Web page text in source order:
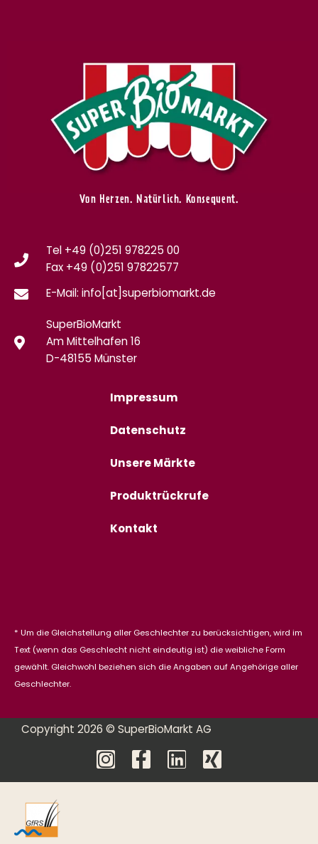
Von Herzen. Natürlich. Konsequent.
Tel +49 (0)251 978225 00
Fax +49 (0)251 97822577
E-Mail: info[at]superbiomarkt.de
SuperBioMarkt
Am Mittelhafen 16
D-48155 Münster
Impressum
Datenschutz
Unsere Märkte
Produktrückrufe
Kontakt
* Um die Gleichstellung aller Geschlechter zu berücksichtigen, wird im
Text (wenn das Geschlecht nicht eindeutig ist) die weibliche Form
gewählt. Gleichwohl beziehen sich die Angaben auf Angehörige aller
Geschlechter.
Copyright 2026 © SuperBioMarkt AG